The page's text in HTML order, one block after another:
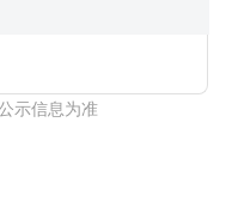
示信息为准